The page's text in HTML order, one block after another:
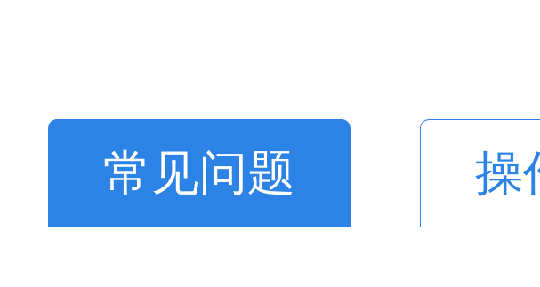
常见问题 操